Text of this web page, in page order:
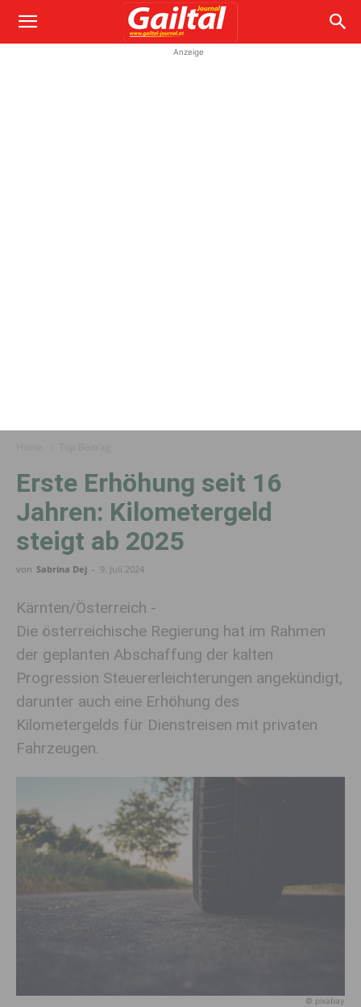
Anzeige
Erste Erhöhung seit 16
Jahren: Kilometergeld
steigt ab 2025
von Sabrina Dej - 9. Juli 2024
Kärnten/Österreich -
Die österreichische Regierung hat im Rahmen
der geplanten Abschaffung der kalten
Progression Steuererleichterungen angekündigt,
darunter auch eine Erhöhung des
Kilometergelds für Dienstreisen mit privaten
Fahrzeugen.
© pixabay